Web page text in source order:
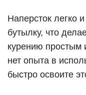
Наперсток легко
бутылку, что
курению простым
нет опыта в
быстро освоите